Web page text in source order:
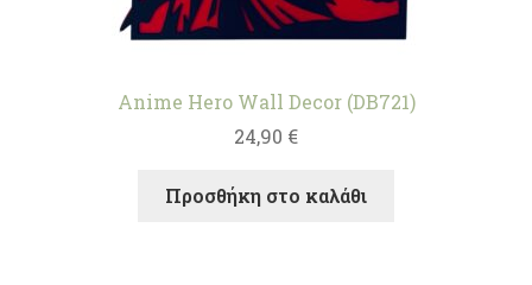
Anime Hero Wall Decor (DB721)
24,90 €
Προσθήκη στο καλάθι